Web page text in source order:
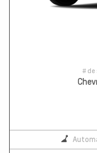
# de